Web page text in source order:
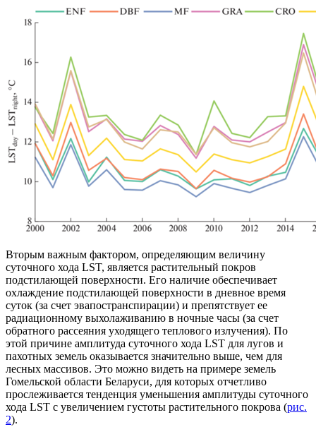
Вторым важным фактором, определяющим величину
суточного хода LST, является растительный покров
подстилающей поверхности. Его наличие обеспечивает
охлаждение подстилающей поверхности в дневное время
суток (за счет эвапостранспирации) и препятствует ее
радиационному выхолаживанию в ночные часы (за счет
обратного рассеяния уходящего теплового излучения). По
этой причине амплитуда суточного хода LST для лугов и
пахотных земель оказывается значительно выше, чем для
лесных массивов. Это можно видеть на примере земель
Гомельской области Беларуси, для которых отчетливо
прослеживается тенденция уменьшения амплитуды суточного
хода LST с увеличением густоты растительного покрова (рис.
2).